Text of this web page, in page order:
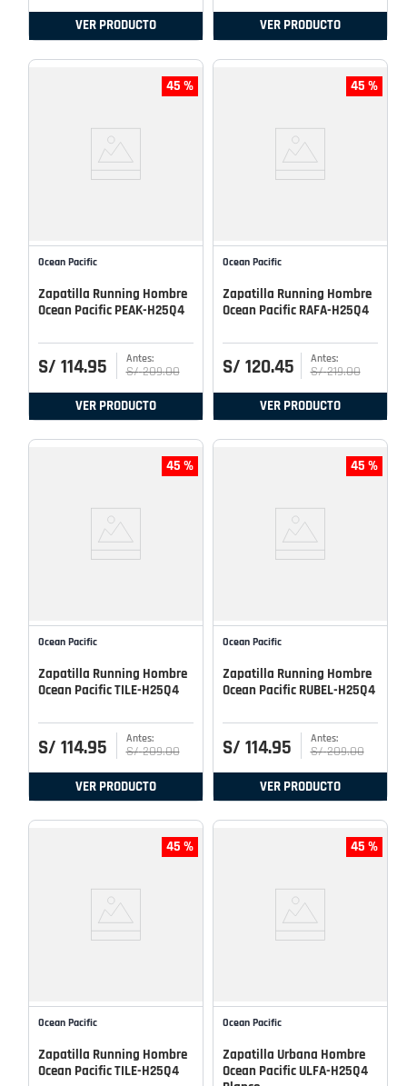
VER PRODUCTO VER PRODUCTO
45 %
Ocean Pacific
Zapatilla Running Hombre
Ocean Pacific PEAK-H25Q4
S/ 114.95 S/ 209.00
VER PRODUCTO
45 %
Ocean Pacific
Zapatilla Running Hombre
Ocean Pacific RAFA-H25Q4
S/ 120.45 S/ 219.00
VER PRODUCTO
45 %
Ocean Pacific
Zapatilla Running Hombre
Ocean Pacific TILE-H25Q4
S/ 114.95 S/ 209.00
VER PRODUCTO
45 %
Ocean Pacific
Zapatilla Running Hombre
Ocean Pacific RUBEL-H25Q4
S/ 114.95 S/ 209.00
VER PRODUCTO
45 %
Ocean Pacific
Zapatilla Running Hombre
Ocean Pacific TILE-H25Q4
45 %
Ocean Pacific
Zapatilla Urbana Hombre
Ocean Pacific ULFA-H25Q4